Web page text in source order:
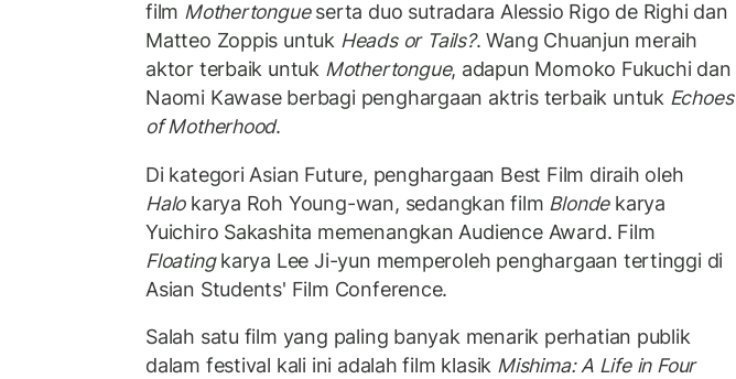
film Mothertongueserta duo sutradara Alessio Rigo de Righi dan
Matteo Zoppis untuk Heads or Tails?. Wang Chuanjun meraih
aktor terbaik untuk Mothertongue, adapun Momoko Fukuchi dan
Naomi Kawase berbagi penghargaan aktris terbaik untuk Echoes
of Motherhood.
Di kategori Asian Future, penghargaan Best Film diraih oleh
Halokarya Roh Young-wan, sedangkan film Blondekarya
Yuichiro Sakashita memenangkan Audience Award. Film
Floatingkarya Lee Ji-yun memperoleh penghargaan tertinggi di
Asian Students' Film Conference.
Salah satu film yang paling banyak menarik perhatian publik
dalam festival kali ini adalah film klasik Mishima: A Life in Four